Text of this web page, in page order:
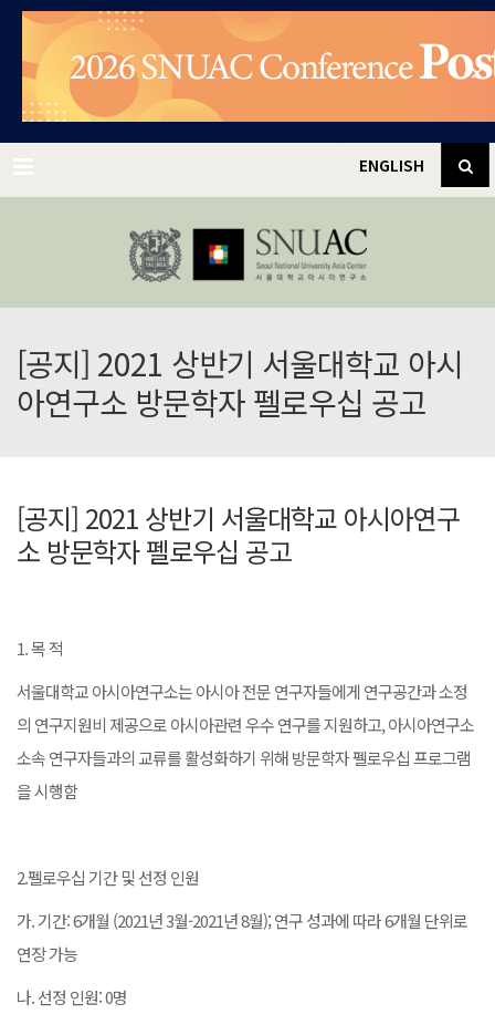
✕
ENGLISH
[공지] 2021 상반기 서울대학교 아시
아연구소 방문학자 펠로우십 공고
[공지] 2021 상반기 서울대학교 아시아연구
소 방문학자 펠로우십 공고
1. 목 적
서울대학교 아시아연구소는 아시아 전문 연구자들에게 연구공간과 소정
의 연구지원비 제공으로 아시아관련 우수 연구를 지원하고, 아시아연구소
소속 연구자들과의 교류를 활성화하기 위해 방문학자 펠로우십 프로그램
을 시행함
2.펠로우십 기간 및 선정 인원
가. 기간: 6개월 (2021년 3월-2021년 8월); 연구 성과에 따라 6개월 단위로
연장 가능
나. 선정 인원: 0명